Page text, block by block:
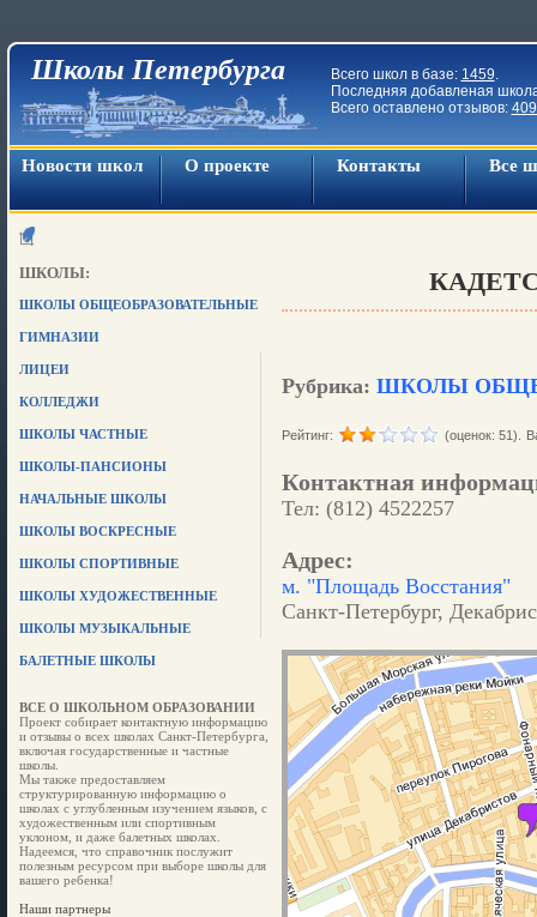
Школы Петербурга Всего школ в базе: 1459.
Последняя добавленая
Всего оставлено отзывов:
Новости школ О проекте Контакты Все
ШКОЛЫ:
ШКОЛЫ ОБЩЕОБРАЗОВАТЕЛЬНЫЕ
ГИМНАЗИИ
ЛИЦЕИ
КОЛЛЕДЖИ
ШКОЛЫ ЧАСТНЫЕ
ШКОЛЫ-ПАНСИОНЫ
НАЧАЛЬНЫЕ ШКОЛЫ
ШКОЛЫ ВОСКРЕСНЫЕ
ШКОЛЫ СПОРТИВНЫЕ
ШКОЛЫ ХУДОЖЕСТВЕННЫЕ
ШКОЛЫ МУЗЫКАЛЬНЫЕ
БАЛЕТНЫЕ ШКОЛЫ
ВСЕ О ШКОЛЬНОМ ОБРАЗОВАНИИ
Проект собирает контактную информацию
и отзывы о всех школах Санкт-Петербурга,
включая государственные и частные
школы.
Мы также предоставляем
структурированную информацию о
школах с углубленным изучением языков, с
художественным или спортивным
уклоном, и даже балетных школах.
Надеемся, что справочник послужит
полезным ресурсом при выборе школы для
вашего ребенка!
Наши партнеры
Рубрика: ШКОЛЫ
Рейтинг: (оценок: 51).
Контактная
Тел: (812) 4522257
Адрес:
м. "Площадь Восстания"
Санкт-Петербург,